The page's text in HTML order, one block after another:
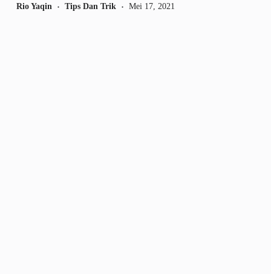
Rio Yaqin Tips Dan Trik Mei 17, 2021